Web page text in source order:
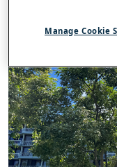
Manage Cookie